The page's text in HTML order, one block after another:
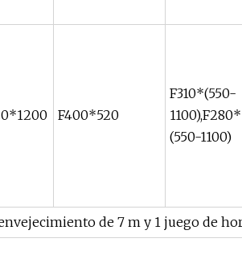
F400*520
F310*(550-
1100),F280*
(550-1100)
de 7 m y 1 juego de